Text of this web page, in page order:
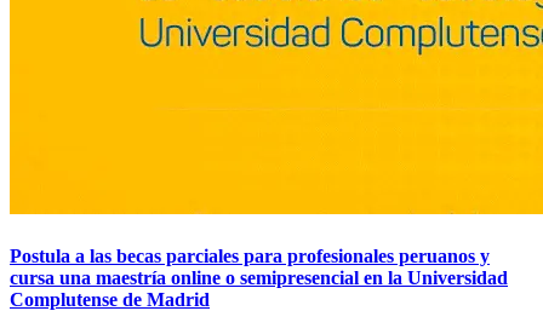
Postula a las becas parciales para profesionales peruanos y
cursa una maestría online o semipresencial en la Universidad
Complutense de Madrid